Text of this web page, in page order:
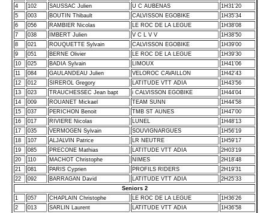
4
102 SAUSSAC Julien U C AUBENAS
1H31’20
5
003 BOUTIN Thibault CALVISSON EGOBIKE
1H35’34
6
056 RAMBIER Nicolas LE ROC DE LA LEGUE
1H38’08
7
038 IMBERT Julien V C L V V
1H38’50
8
021 ROUQUETTE Sylvain CALVISSON EGOBIKE
1H39’00
9
051 BERNE Olivier LE ROC DE LA LEGUE
1H39’30
10
025 BADIA Sylvain LIMOUX
1H41’06
11
084 GAULANDEAU Julien VELOROC CAVAILLON
1H42’43
12
012 SIREROL Gregory LATITUDE VTT ADIA
1H43’56
13
023 TRAUCHESSEC Jean bapt i CALVISSON EGOBIKE
1H44’04
14
009 ROUANET Mickael TEAM SUNN
1H44’58
15
037 PERICHON Benoit TMB ST AUNES
1H47’00
16
017 RIVIERE Nicolas LUNEL
1H48’13
17
035 VERMOGEN Sylvain SOUVIGNARGUES
1H56’19
18
107 ALJALVIN Patrice LR NEUTRE
1H59’17
19
085 PRECONE Mathias LATITUDE VTT ADIA
2H03’19
20
110 MACHOT Christophe NIMES
2H18’48
21
081 PARIS Cyprien PROFILS RIDERS
2H19’31
22
092 BARRAGAN David LATITUDE VTT ADIA
2H25’33
Seniors 2
1
057 CHAPLAIN Christophe LE ROC DE LA LEGUE
1H36’26
2
013 SARLIN Laurent LATITUDE VTT ADIA
1H36’58